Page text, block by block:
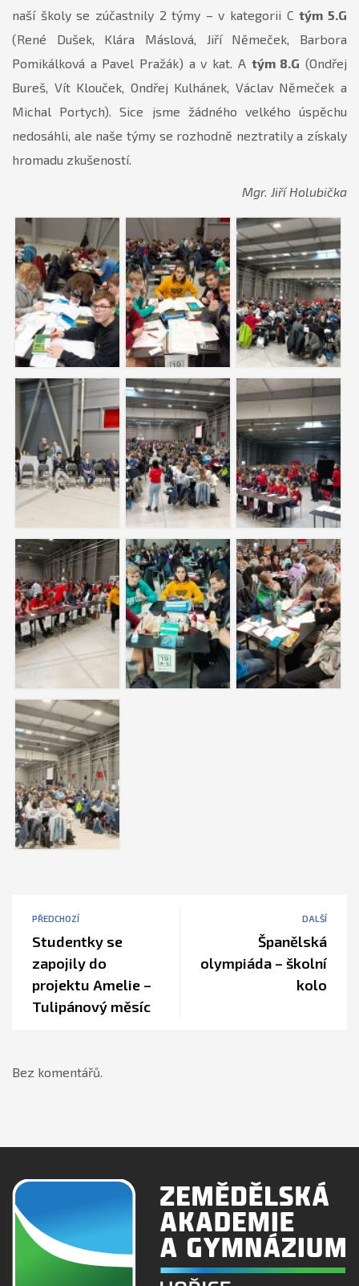
naší školy se zúčastnily 2 týmy – v kategorii Ctým 5.G
(René Dušek, Klára Máslová, Jiří Němeček, Barbora
Pomikálková a Pavel Pražák) a v kat. A tým 8.G (Ondřej
Bureš, Vít Klouček, Ondřej Kulhánek, Václav Němeček a
Michal Portych). Sice jsme žádného velkého úspěchu
nedosáhli, ale naše týmy se rozhodně neztratily a získaly
hromadu zkušeností.
Mgr. Jiří Holubička
PŘEDCHOZÍ
Studentky se
zapojily do
projektu Amelie –
Tulipánový měsíc
DALŠÍ
Španělská
olympiáda – školní
kolo
Bez komentářů.